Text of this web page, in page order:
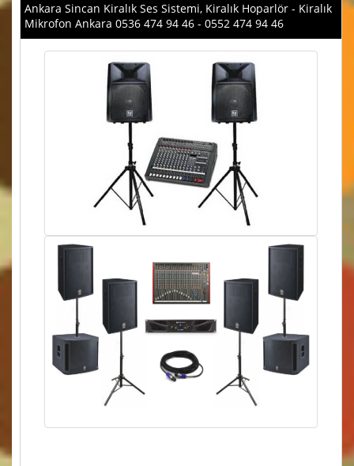
Ankara Sincan Kiralık Ses Sistemi, Kiralık Hoparlör - Kiralık
Mikrofon Ankara 0536 474 94 46 - 0552 474 94 46